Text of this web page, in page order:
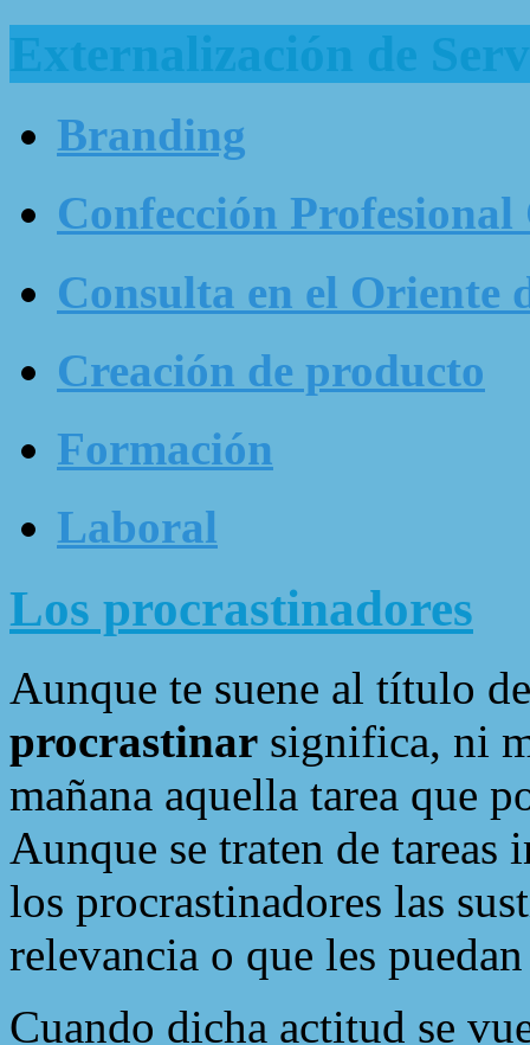
Externalización de
Branding
Confección Profesional
Consulta en el Oriente
Creación de producto
Formación
Laboral
Los procrastinadores
Aunque te suene al título
procrastinar significa, ni
mañana aquella tarea que
Aunque se traten de
los procrastinadores las
relevancia o que les
Cuando dicha actitud se